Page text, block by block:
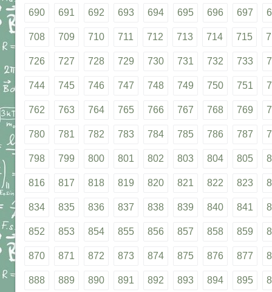
690 691 692 693 694 695 696 697
708 709 710 711 712 713 714 715
726 727 728 729 730 731 732 733
744 745 746 747 748 749 750 751
762 763 764 765 766 767 768 769
780 781 782 783 784 785 786 787
798 799 800 801 802 803 804 805
816 817 818 819 820 821 822 823
834 835 836 837 838 839 840 841
852 853 854 855 856 857 858 859
870 871 872 873 874 875 876 877
888 889 890 891 892 893 894 895